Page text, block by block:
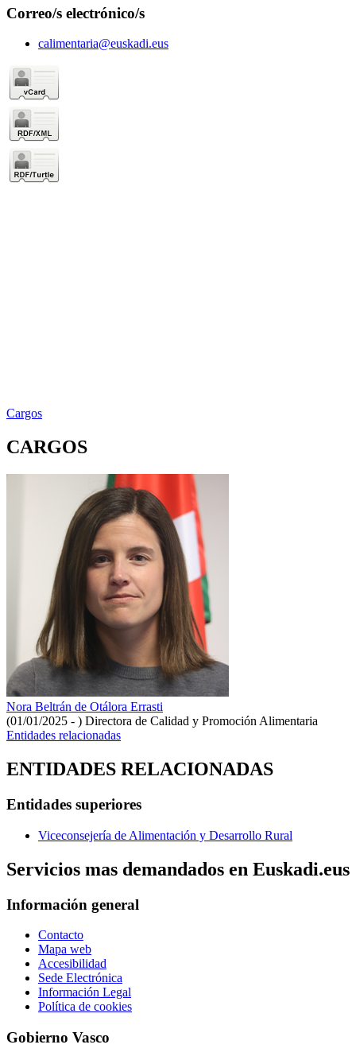
Correo/s electrónico/s
calimentaria@euskadi.eus
Cargos
CARGOS
Nora Beltrán de Otálora Errasti
(01/01/2025 - ) Directora de Calidad y Promoción Alimentaria
Entidades relacionadas
ENTIDADES RELACIONADAS
Entidades superiores
Viceconsejería de Alimentación y Desarrollo Rural
Servicios mas demandados en Euskadi.eus
Información general
Contacto
Mapa web
Accesibilidad
Sede Electrónica
Información Legal
Política de cookies
Gobierno Vasco